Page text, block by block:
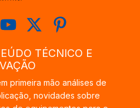
TÉCNICO E
primeira mão análises de
novidades sobre